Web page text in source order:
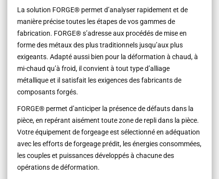
La solution FORGE® permet d’analyser rapidement et de
manière précise toutes les étapes de vos gammes de
fabrication. FORGE® s’adresse aux procédés de mise en
forme des métaux des plus traditionnels jusqu’aux plus
exigeants. Adapté aussi bien pour la déformation à chaud, à
mi-chaud qu’à froid, il convient à tout type d’alliage
métallique et il satisfait les exigences des fabricants de
composants forgés.
FORGE® permet d’anticiper la présence de défauts dans la
pièce, en repérant aisément toute zone de repli dans la pièce.
Votre équipement de forgeage est sélectionné en adéquation
avec les efforts de forgeage prédit, les énergies consommées,
les couples et puissances développés à chacune des
opérations de déformation.